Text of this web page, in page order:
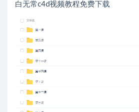
白无常c4d视频教程免费下载